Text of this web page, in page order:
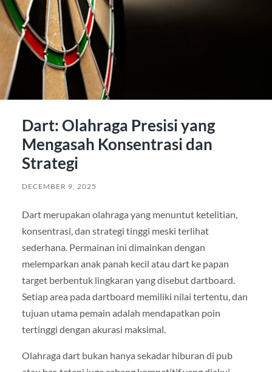
Dart: Olahraga Presisi yang
Mengasah Konsentrasi dan
Strategi
DECEMBER 9, 2025
Dart merupakan olahraga yang menuntut ketelitian,
konsentrasi, dan strategi tinggi meski terlihat
sederhana. Permainan ini dimainkan dengan
melemparkan anak panah kecil atau dart ke papan
target berbentuk lingkaran yang disebut dartboard.
Setiap area pada dartboard memiliki nilai tertentu, dan
tujuan utama pemain adalah mendapatkan poin
tertinggi dengan akurasi maksimal.
Olahraga dart bukan hanya sekadar hiburan di pub